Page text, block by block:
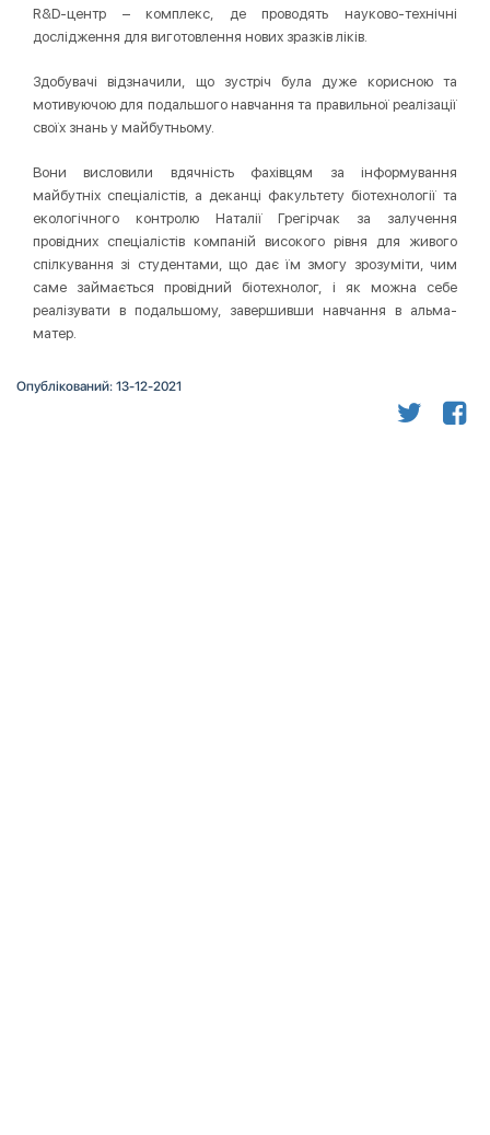
R&D-центр – комплекс, де проводять науково-технічні
дослідження для виготовлення нових зразків ліків.
Здобувачі відзначили, що зустріч була дуже корисною та
мотивуючою для подальшого навчання та правильної реалізації
своїх знань у майбутньому.
Вони висловили вдячність фахівцям за інформування
майбутніх спеціалістів, а деканці факультету біотехнології та
екологічного контролю Наталії Грегірчак за залучення
провідних спеціалістів компаній високого рівня для живого
спілкування зі студентами, що дає їм змогу зрозуміти, чим
саме займається провідний біотехнолог, і як можна себе
реалізувати в подальшому, завершивши навчання в альма-
матер.
Опублікований: 13-12-2021